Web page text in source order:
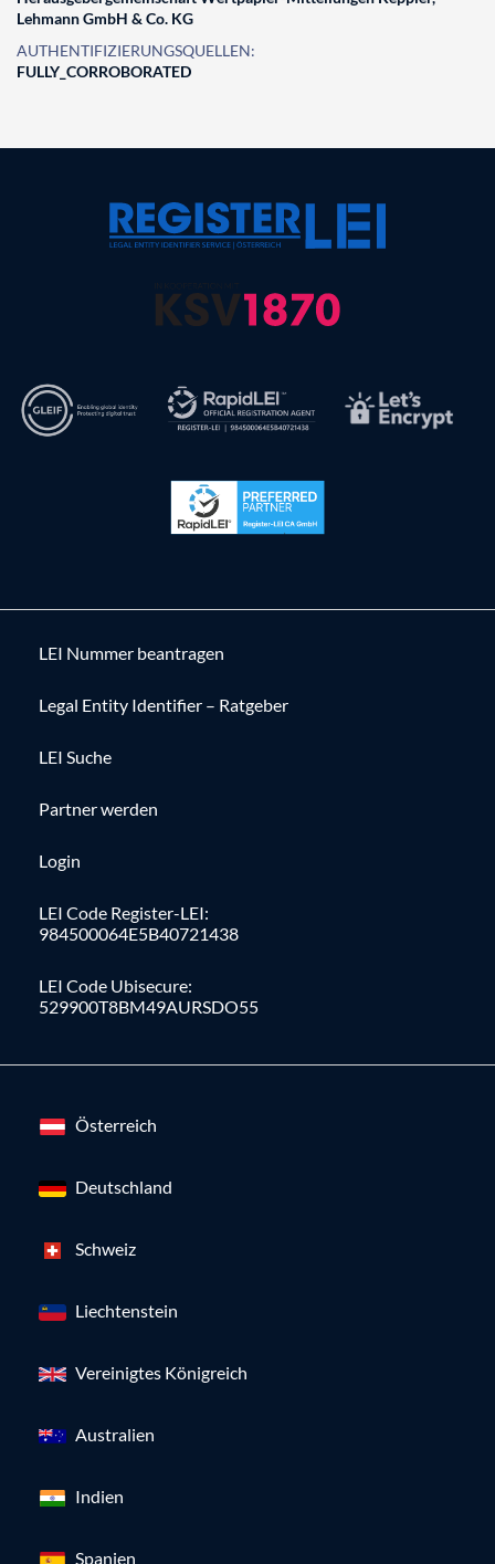
Lehmann GmbH & Co. KG
AUTHENTIFIZIERUNGSQUELLEN:
FULLY_CORROBORATED
LEI Nummer beantragen
Legal Entity Identifier – Ratgeber
LEI Suche
Partner werden
Login
LEI Code Register-LEI:
984500064E5B40721438
LEI Code Ubisecure:
529900T8BM49AURSDO55
Österreich
Deutschland
Schweiz
Liechtenstein
Vereinigtes Königreich
Australien
Indien
Spanien